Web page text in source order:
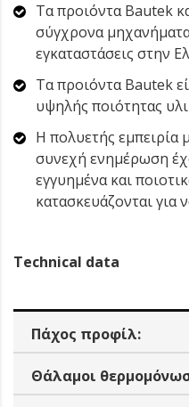
Τα προιόντα Bautek
σύγχρονα μηχανήματα
εγκαταστάσεις στην
Τα προιόντα Bautek
υψηλής ποιότητας
Η πολυετής εμπειρία
συνεχή ενημέρωση
εγγυημένα και
κατασκευάζονται για
Technical data
Πάχος προφίλ:
Θάλαμοι